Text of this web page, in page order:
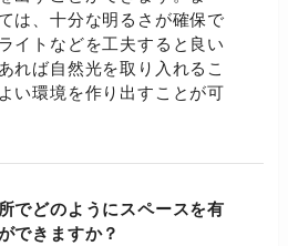
は、十分な明るさが確保で
イトなどを工夫すると良い
れば自然光を取り入れるこ
い環境を作り出すことが可
でどのようにスペースを有
できますか？